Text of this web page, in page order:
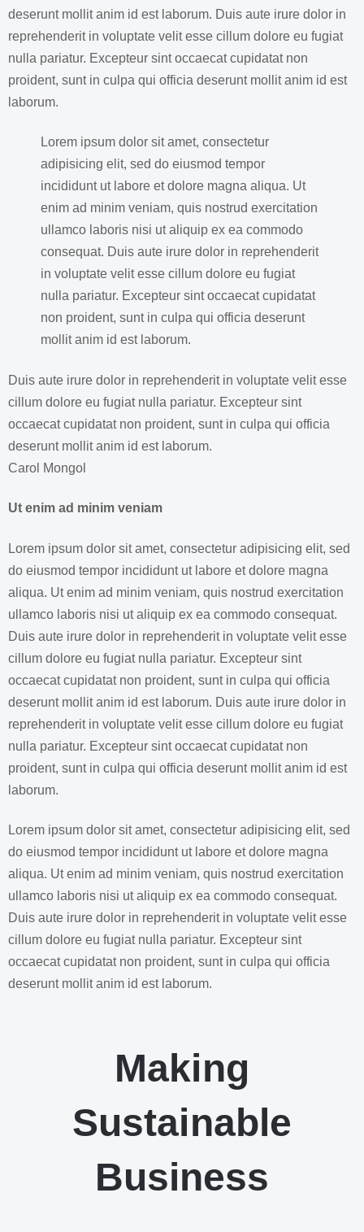
deserunt mollit anim id est laborum. Duis aute irure dolor in
reprehenderit in voluptate velit esse cillum dolore eu fugiat
nulla pariatur. Excepteur sint occaecat cupidatat non
proident, sunt in culpa qui officia deserunt mollit anim id est
laborum.
Lorem ipsum dolor sit amet, consectetur
adipisicing elit, sed do eiusmod tempor
incididunt ut labore et dolore magna aliqua. Ut
enim ad minim veniam, quis nostrud exercitation
ullamco laboris nisi ut aliquip ex ea commodo
consequat. Duis aute irure dolor in reprehenderit
in voluptate velit esse cillum dolore eu fugiat
nulla pariatur. Excepteur sint occaecat cupidatat
non proident, sunt in culpa qui officia deserunt
mollit anim id est laborum.
Duis aute irure dolor in reprehenderit in voluptate velit esse
cillum dolore eu fugiat nulla pariatur. Excepteur sint
occaecat cupidatat non proident, sunt in culpa qui officia
deserunt mollit anim id est laborum.
Carol Mongol
Ut enim ad minim veniam
Lorem ipsum dolor sit amet, consectetur adipisicing elit, sed
do eiusmod tempor incididunt ut labore et dolore magna
aliqua. Ut enim ad minim veniam, quis nostrud exercitation
ullamco laboris nisi ut aliquip ex ea commodo consequat.
Duis aute irure dolor in reprehenderit in voluptate velit esse
cillum dolore eu fugiat nulla pariatur. Excepteur sint
occaecat cupidatat non proident, sunt in culpa qui officia
deserunt mollit anim id est laborum. Duis aute irure dolor in
reprehenderit in voluptate velit esse cillum dolore eu fugiat
nulla pariatur. Excepteur sint occaecat cupidatat non
proident, sunt in culpa qui officia deserunt mollit anim id est
laborum.
Lorem ipsum dolor sit amet, consectetur adipisicing elit, sed
do eiusmod tempor incididunt ut labore et dolore magna
aliqua. Ut enim ad minim veniam, quis nostrud exercitation
ullamco laboris nisi ut aliquip ex ea commodo consequat.
Duis aute irure dolor in reprehenderit in voluptate velit esse
cillum dolore eu fugiat nulla pariatur. Excepteur sint
occaecat cupidatat non proident, sunt in culpa qui officia
deserunt mollit anim id est laborum.
Making
Sustainable
Business